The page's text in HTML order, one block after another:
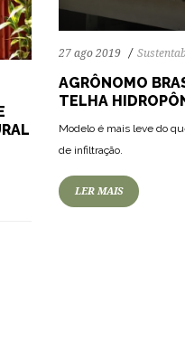
27 ago 2019
AGRÔNOMO
TELHA
Modelo é mais leve do
de infiltração.
LER MAIS